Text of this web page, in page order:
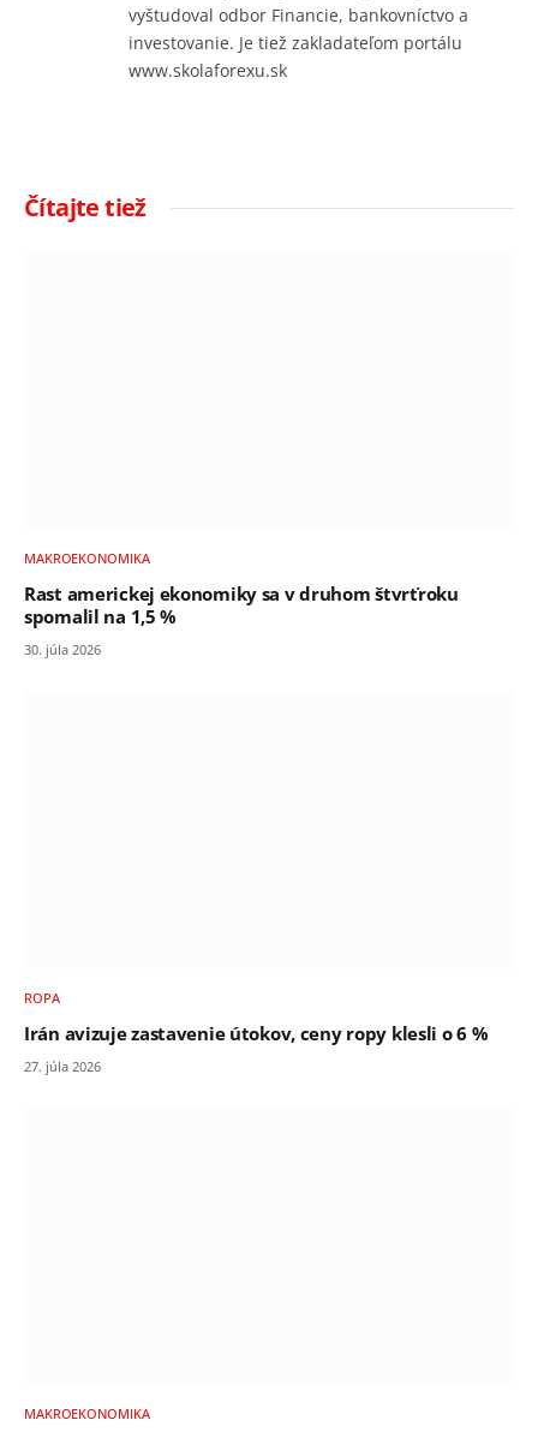
vyštudoval odbor Financie, bankovníctvo a
investovanie. Je tiež zakladateľom portálu
www.skolaforexu.sk
Čítajte tiež
MAKROEKONOMIKA
Rast americkej ekonomiky sa v druhom štvrťroku
spomalil na 1,5 %
30. júla 2026
ROPA
Irán avizuje zastavenie útokov, ceny ropy klesli o 6 %
27. júla 2026
MAKROEKONOMIKA